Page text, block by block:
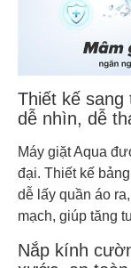
Thiết kế sang
dễ nhìn, dễ
Máy giặt Aqua
đại. Thiết kế
dễ lấy quần áo
mạch, giúp tăng
Nắp kính